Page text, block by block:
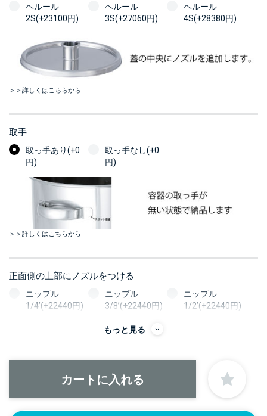
ヘルール
2S(+23100円)
ヘルール
3S(+27060円)
ヘルール
4S(+28380円)
＞＞詳しくはこちらから
取手
取っ手あり(+0
円)
取っ手なし(+0
円)
＞＞詳しくはこちらから
正面側の上部にノズルをつける
ニップル
1/4’(+22440円)
ニップル
3/8’(+22440円)
ニップル
1/2’(+22440円)
ソケット
3/8’(+22440円)
もっと見る